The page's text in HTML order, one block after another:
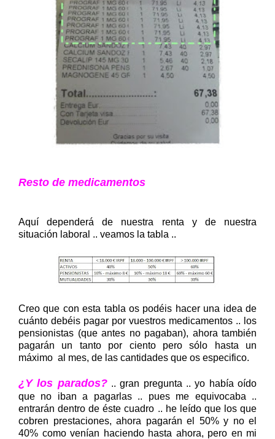
Resto de medicamentos
Aquí dependerá de nuestra renta y de nuestra
situación laboral .. veamos la tabla ..
Creo que con esta tabla os podéis hacer una idea de
cuánto debéis pagar por vuestros medicamentos .. los
pensionistas (que antes no pagaban), ahora también
pagarán un tanto por ciento pero sólo hasta un
máximo al mes, de las cantidades que os especifico.
¿Y los parados?.. gran pregunta .. yo había oído
que no iban a pagarlas .. pues me equivocaba ..
entrarán dentro de éste cuadro .. he leído que los que
cobren prestaciones, ahora pagarán el 50% y no el
40% como venían haciendo hasta ahora, pero en mi